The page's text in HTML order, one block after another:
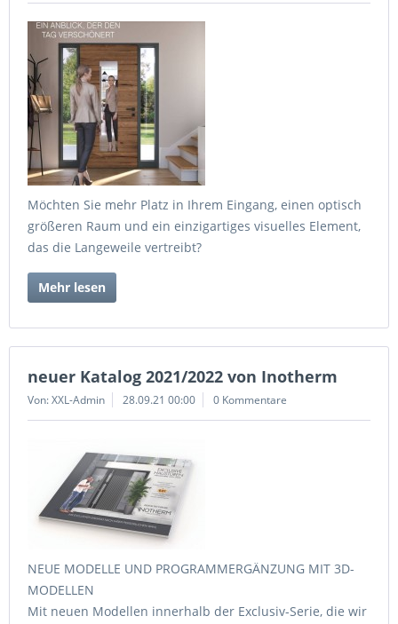
Möchten Sie mehr Platz in Ihrem Eingang, einen optisch
größeren Raum und ein einzigartiges visuelles Element,
das die Langeweile vertreibt?
Mehr lesen
neuer Katalog 2021/2022 von Inotherm
Von: XXL-Admin 28.09.21 00:00 0 Kommentare
NEUE MODELLE UND PROGRAMMERGÄNZUNG MIT 3D-
MODELLEN
Mit neuen Modellen innerhalb der Exclusiv-Serie, die wir